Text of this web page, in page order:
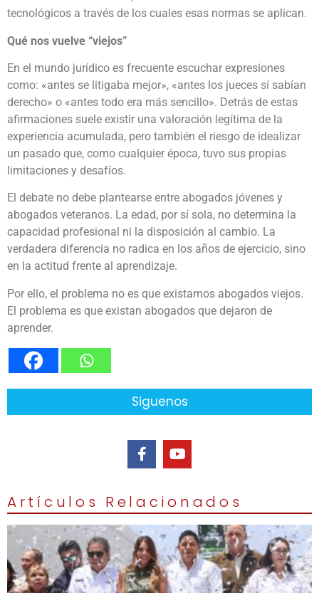
tecnológicos a través de los cuales esas normas se aplican.
Qué nos vuelve “viejos”
En el mundo jurídico es frecuente escuchar expresiones
como: «antes se litigaba mejor», «antes los jueces sí sabían
derecho» o «antes todo era más sencillo». Detrás de estas
afirmaciones suele existir una valoración legítima de la
experiencia acumulada, pero también el riesgo de idealizar
un pasado que, como cualquier época, tuvo sus propias
limitaciones y desafíos.
El debate no debe plantearse entre abogados jóvenes y
abogados veteranos. La edad, por sí sola, no determina la
capacidad profesional ni la disposición al cambio. La
verdadera diferencia no radica en los años de ejercicio, sino
en la actitud frente al aprendizaje.
Por ello, el problema no es que existamos abogados viejos.
El problema es que existan abogados que dejaron de
aprender.
Siguenos
Artículos Relacionados